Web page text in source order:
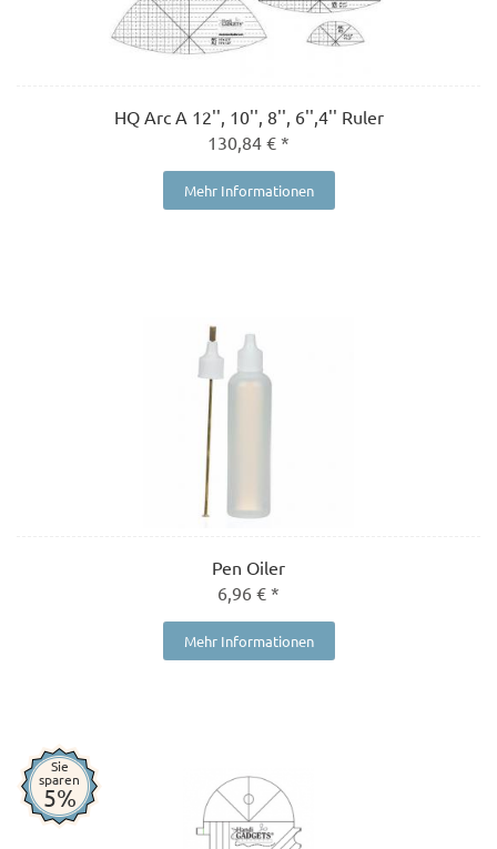
HQ Arc A 12'', 10'', 8'', 6'',4'' Ruler
130,84 € *
Mehr Informationen
Pen Oiler
6,96 € *
Mehr Informationen
Sie
sparen
5%